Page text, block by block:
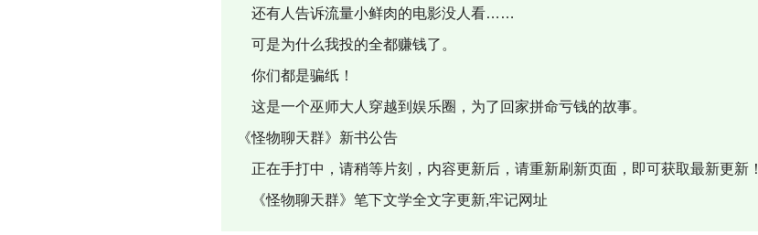
还有人告诉流量小鲜肉的电影没人看……
可是为什么我投的全都赚钱了。
你们都是骗纸！
这是一个巫师大人穿越到娱乐圈，为了回家拼命亏钱的故事。
《怪物聊天群》新书公告
正在手打中，请稍等片刻，内容更新后，请重新刷新页面，即可获取最新更新！
《怪物聊天群》笔下文学全文字更新,牢记网址